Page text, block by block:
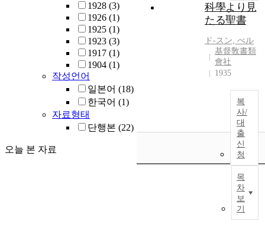
1928 (3)
1926 (1)
1925 (1)
1923 (3)
1917 (1)
1904 (1)
작성언어
일본어 (18)
한국어 (1)
자료형태
단행본 (22)
오늘 본 자료
科學より見
たる聖書
ド-スン, べル
基督敎書類
會社
1935
복
사/
대
출
신
청
목
차
보
기